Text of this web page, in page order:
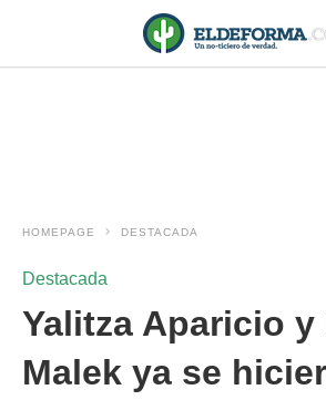
HOMEPAGE DESTACADA
Destacada
Yalitza Aparicio y
Malek ya se